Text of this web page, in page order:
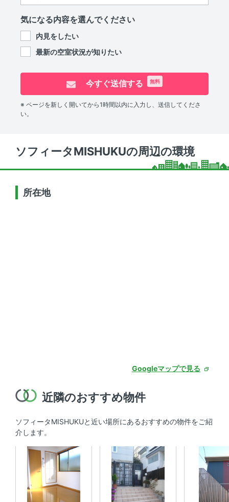
気になる内容を選んでください
内見をしたい
最新の空室状況が知りたい
今すぐ送信する 無料
※ ページを新しく開いてから1時間以内に入力し、送信してくださ
い。
ソフィータMISHUKUの周辺の環境
所在地
Googleマップで見る
近隣のおすすめ物件
ソフィータMISHUKUと近い場所にあるおすすめの物件をご紹
介します。